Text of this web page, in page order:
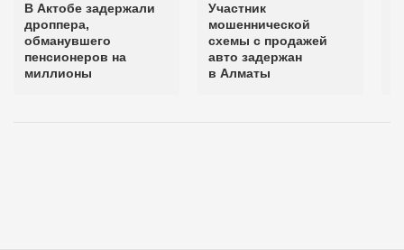
В Актобе задержали
дроппера,
обманувшего
пенсионеров на
миллионы
Участник
мошеннической
схемы с продажей
авто задержан
в Алматы